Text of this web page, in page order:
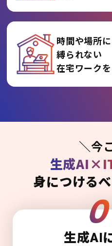
時間や場所に
縛られない
在宅ワーク
＼今
生成
身につける
生成AI